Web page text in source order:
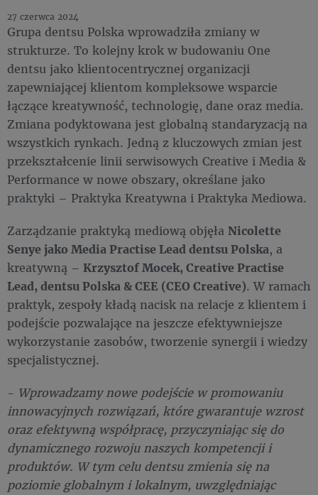
27 czerwca 2024
Grupa dentsu Polska wprowadziła zmiany w
strukturze. To kolejny krok w budowaniu One
dentsu jako klientocentrycznej organizacji
zapewniającej klientom kompleksowe wsparcie
łączące kreatywność, technologię, dane oraz media.
Zmiana podyktowana jest globalną standaryzacją na
wszystkich rynkach. Jedną z kluczowych zmian jest
przekształcenie linii serwisowych Creative i Media &
Performance w nowe obszary, określane jako
praktyki – Praktyka Kreatywna i Praktyka Mediowa.
Zarządzanie praktyką mediową objęła Nicolette
Senye jako Media Practise Lead dentsu Polska, a
kreatywną – Krzysztof Mocek, Creative Practise
Lead, dentsu Polska & CEE (CEO Creative). W ramach
praktyk, zespoły kładą nacisk na relacje z klientem i
podejście pozwalające na jeszcze efektywniejsze
wykorzystanie zasobów, tworzenie synergii i wiedzy
specjalistycznej.
- Wprowadzamy nowe podejście w promowaniu
innowacyjnych rozwiązań, które gwarantuje wzrost
oraz efektywną współpracę, przyczyniając się do
dynamicznego rozwoju naszych kompetencji i
produktów. W tym celu dentsu zmienia się na
poziomie globalnym i lokalnym, uwzględniając